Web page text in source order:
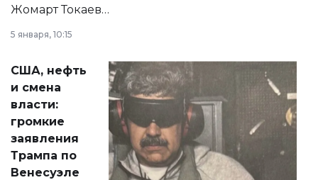
Жомарт Токаев
сразу несколько
актуальных тем —
от слухов о
политических
реформах до
вопросов армии,
экономики и
личного здоровья.
5 января, 10:15
США, нефть
и смена
власти:
громкие
заявления
Трампа по
Венесуэле